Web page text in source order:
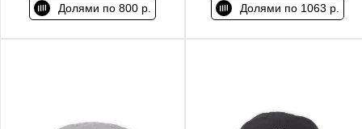
Долями по 800 р. Долями по 1063 р.